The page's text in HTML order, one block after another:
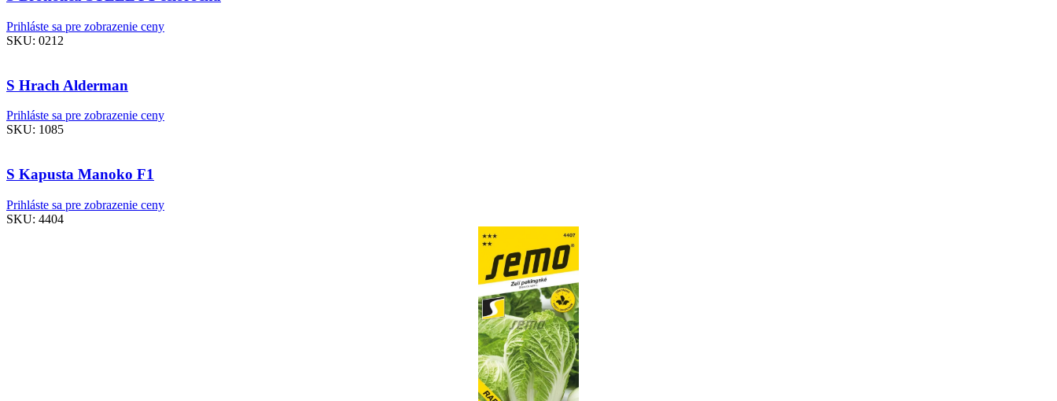
Prihláste sa pre zobrazenie ceny
SKU: 0212
S Hrach Alderman
Prihláste sa pre zobrazenie ceny
SKU: 1085
S Kapusta Manoko F1
Prihláste sa pre zobrazenie ceny
SKU: 4404